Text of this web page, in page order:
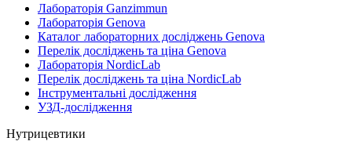
Лабораторія Ganzimmun
Лабораторія Genova
Каталог лабораторних досліджень Genova
Перелік досліджень та ціна Genova
Лабораторія NordicLab
Перелік досліджень та ціна NordicLab
Інструментальні дослідження
УЗД-дослідження
Нутрицевтики